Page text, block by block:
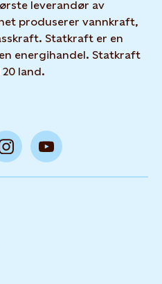
leverandør av
produserer vannkraft,
Statkraft er en
energihandel. Statkraft
land.